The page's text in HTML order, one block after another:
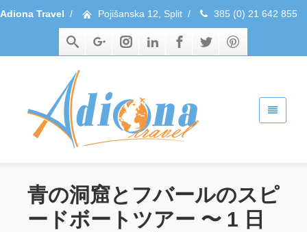
Adiona Travel / Pojišanska 12, Split / 385 (0) 21 642 855
青の洞窟とフバールのスピ
ードボートツアー 〜 1 日